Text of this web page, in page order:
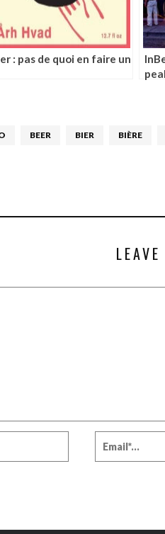
: pas de quoi en faire un
BEER BIER BIÈRE